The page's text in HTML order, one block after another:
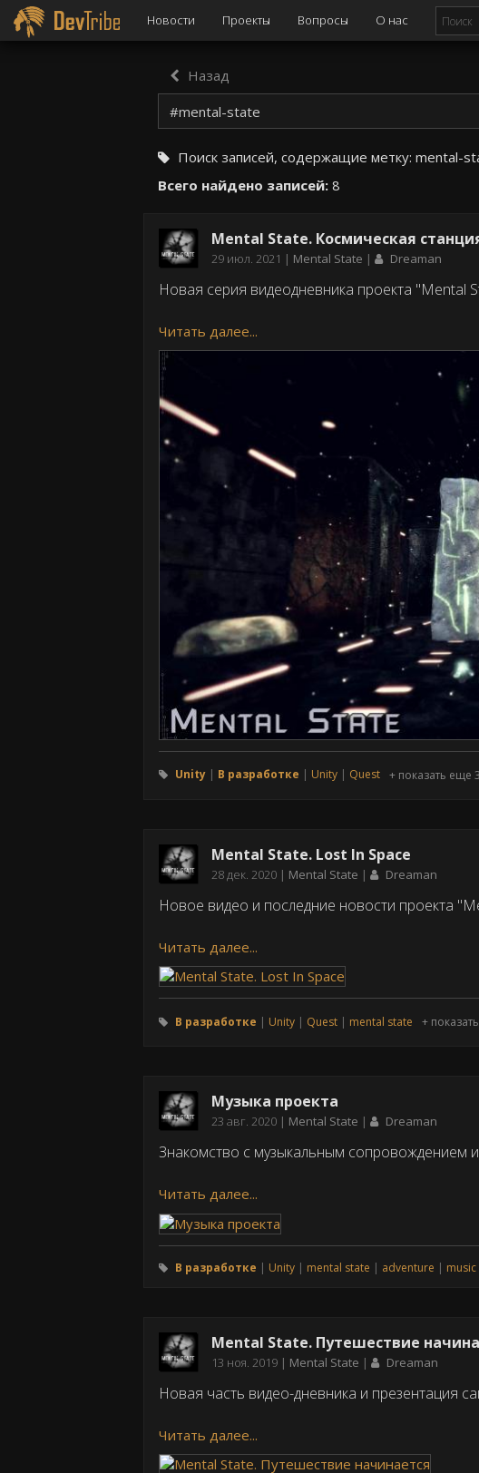
Новости Проекты Вопросы О нас
Назад
Поиск записей, содержащие метку: mental-
Всего найдено записей: 8
Mental State. Космическая
Дата
29 июл. 2021 Mental State Dreaman
Новая серия видеодневника проекта "Mental
Читать далее...
Unity В разработке Unity Quest + показать еще 3
Mental State. Lost In Space
Дата
28 дек. 2020 Mental State Dreaman
Новое видео и последние новости проекта
Читать далее...
В разработке Unity Quest mental state +
Музыка проекта
Дата
23 авг. 2020 Mental State Dreaman
Знакомство с музыкальным сопровождением
Читать далее...
В разработке Unity mental state adventure music
Mental State. Путешествие
Дата
13 ноя. 2019 Mental State Dreaman
Новая часть видео-дневника и презентация
Читать далее...